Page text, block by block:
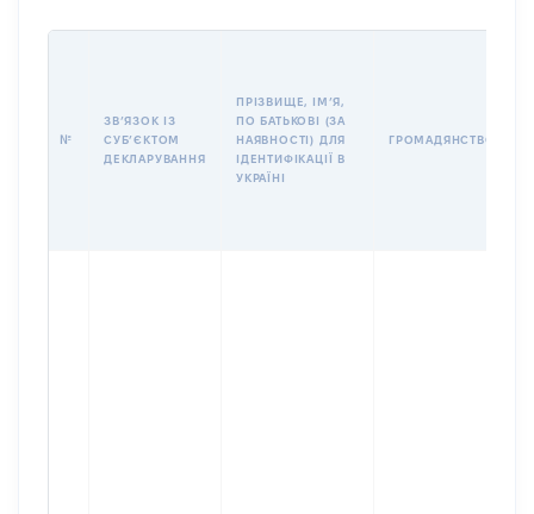
№
ЗВʼЯЗОК ІЗ
СУБʼЄКТОМ
ДЕКЛАРУВАННЯ
ПРІЗВИЩЕ, ІМʼЯ,
ПО БАТЬКОВІ (ЗА
НАЯВНОСТІ) ДЛЯ
ІДЕНТИФІКАЦІЇ В
УКРАЇНІ
ГРОМАДЯНСТВО